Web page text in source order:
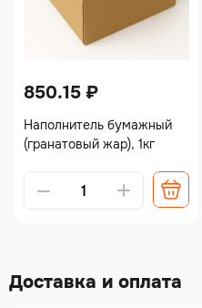
850.15 ₽
Наполнитель бумажный
(гранатовый жар), 1кг
Alternative:
Доставка и оплата